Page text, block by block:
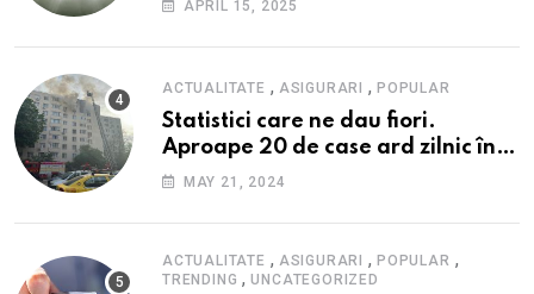
APRIL 15, 2025
ACTUALITATE , ASIGURARI ,POPULAR
Statistici care ne dau fiori.
Aproape 20 de case ard zilnic în
România, iar pagubele au
nici 40 de lei pe lună
MAY 21, 2024
ACTUALITATE , ASIGURARI ,POPULAR ,
TRENDING ,UNCATEGORIZED